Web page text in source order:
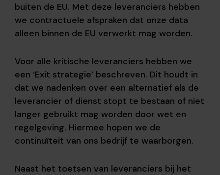
buiten de EU. Met deze leveranciers hebben
we contractuele afspraken dat onze data
alleen binnen de EU verwerkt mag worden.
Voor alle kritische leveranciers hebben we
een ‘Exit strategie’ beschreven. Dit houdt in
dat we nadenken over een alternatief als de
leverancier of dienst stopt te bestaan of niet
langer gebruikt mag worden door wet en
regelgeving. Hiermee hopen we de
continuïteit van ons bedrijf te waarborgen.
Naast het toetsen van leveranciers bij het